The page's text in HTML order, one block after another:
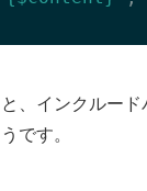
、インクルー
です。